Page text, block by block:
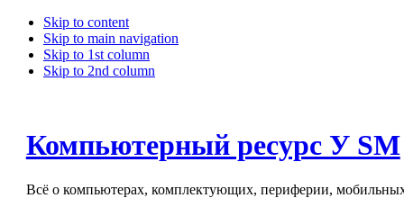
Skip to content
Skip to main navigation
Skip to 1st column
Skip to 2nd column
Компьютерный ресурс У SM
Всё о компьютерах, комплектующих, периферии, мобильных